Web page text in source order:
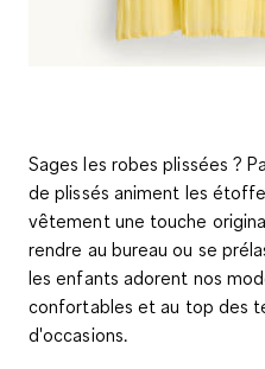
Sages les robes plissées ?
de plissés animent les
vêtement une touche
rendre au bureau ou se
les enfants adorent nos
confortables et au top des
d'occasions.